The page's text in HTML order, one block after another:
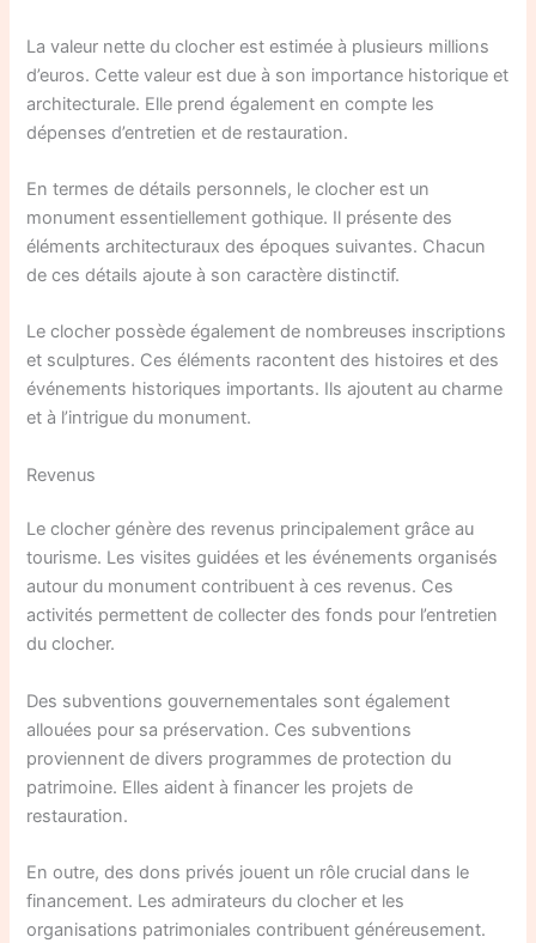
La valeur nette du clocher est estimée à plusieurs millions
d’euros. Cette valeur est due à son importance historique et
architecturale. Elle prend également en compte les
dépenses d’entretien et de restauration.
En termes de détails personnels, le clocher est un
monument essentiellement gothique. Il présente des
éléments architecturaux des époques suivantes. Chacun
de ces détails ajoute à son caractère distinctif.
Le clocher possède également de nombreuses inscriptions
et sculptures. Ces éléments racontent des histoires et des
événements historiques importants. Ils ajoutent au charme
et à l’intrigue du monument.
Revenus
Le clocher génère des revenus principalement grâce au
tourisme. Les visites guidées et les événements organisés
autour du monument contribuent à ces revenus. Ces
activités permettent de collecter des fonds pour l’entretien
du clocher.
Des subventions gouvernementales sont également
allouées pour sa préservation. Ces subventions
proviennent de divers programmes de protection du
patrimoine. Elles aident à financer les projets de
restauration.
En outre, des dons privés jouent un rôle crucial dans le
financement. Les admirateurs du clocher et les
organisations patrimoniales contribuent généreusement.